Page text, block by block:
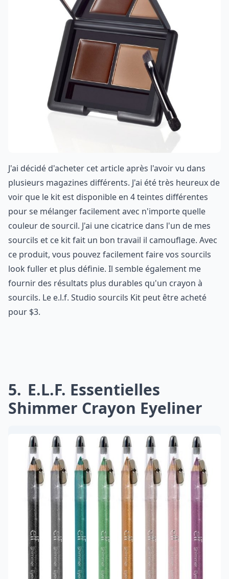
J'ai décidé d'acheter cet article après l'avoir vu dans
plusieurs magazines différents. J'ai été très heureux de
voir que le kit est disponible en 4 teintes différentes
pour se mélanger facilement avec n'importe quelle
couleur de sourcil. J'ai une cicatrice dans l'un de mes
sourcils et ce kit fait un bon travail il camouflage. Avec
ce produit, vous pouvez facilement faire vos sourcils
look fuller et plus définie. Il semble également me
fournir des résultats plus durables qu'un crayon à
sourcils. Le e.l.f. Studio sourcils Kit peut être acheté
pour $3.
5 E.l.f. Essentielles
Shimmer Crayon Eyeliner